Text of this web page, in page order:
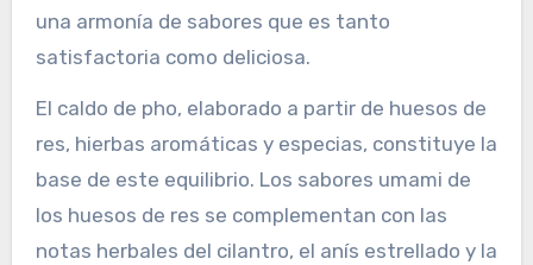
una armonía de sabores que es tanto
satisfactoria como deliciosa.
El caldo de pho, elaborado a partir de huesos de
res, hierbas aromáticas y especias, constituye la
base de este equilibrio. Los sabores umami de
los huesos de res se complementan con las
notas herbales del cilantro, el anís estrellado y la